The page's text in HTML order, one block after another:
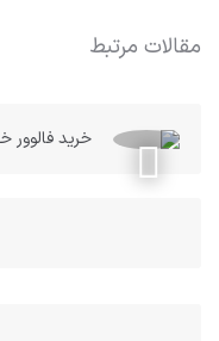
مقالات مرتبط
خرید فالوور